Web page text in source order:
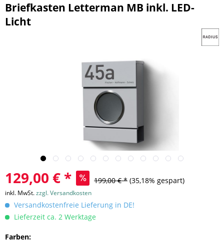
Briefkasten Letterman MB inkl. LED-
Licht
129,00 € * 199,00 € * (35,18% gespart)
inkl. MwSt.zzgl. Versandkosten
Versandkostenfreie Lieferung in DE!
Lieferzeit ca. 2 Werktage
Farben: